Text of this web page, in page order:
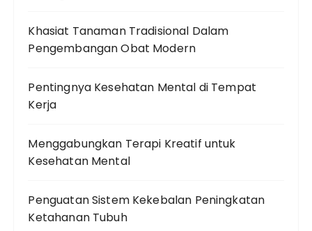
Khasiat Tanaman Tradisional Dalam
Pengembangan Obat Modern
Pentingnya Kesehatan Mental di Tempat
Kerja
Menggabungkan Terapi Kreatif untuk
Kesehatan Mental
Penguatan Sistem Kekebalan Peningkatan
Ketahanan Tubuh